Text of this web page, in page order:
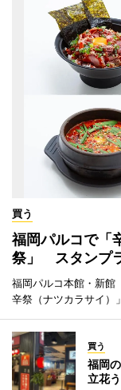
買う
福岡パルコで「
祭」 スタンプ
福岡パルコ本館・新館
辛祭（ナツカラサイ）
買う
福岡
立花